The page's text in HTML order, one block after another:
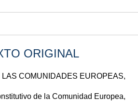
ORIGINAL
LAS COMUNIDADES EUROPEAS,
de la Comunidad Europea,